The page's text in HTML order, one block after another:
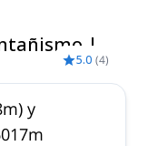
oeste de Fiambalá
más alto del
técnicamente
cuerdas y
Salado: el Paso
argentino, y la
Visita durante
|
5.0 (4)
y